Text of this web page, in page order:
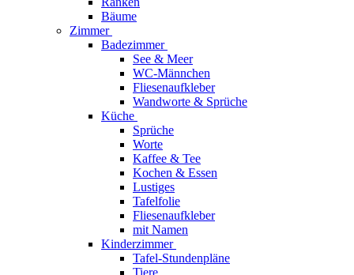
Bäume
Zimmer
Badezimmer
See & Meer
WC-Männchen
Fliesenaufkleber
Wandworte & Sprüche
Küche
Sprüche
Worte
Kaffee & Tee
Kochen & Essen
Lustiges
Tafelfolie
Fliesenaufkleber
mit Namen
Kinderzimmer
Tafel-Stundenpläne
Tiere